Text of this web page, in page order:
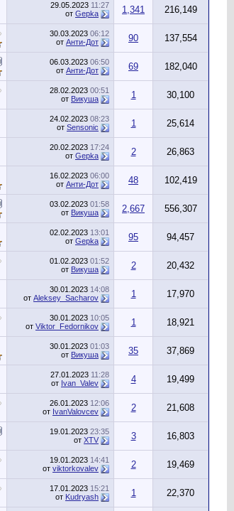
29.05.2023 11:27
от Gepka 1,341 216,149
30.03.2023 06:12
от Анти-Дот 90 137,554
06.03.2023 06:50
от Анти-Дот 69 182,040
28.02.2023 00:51
от Викуша 1 30,100
24.02.2023 08:23
от Sensonic 1 25,614
20.02.2023 17:24
от Gepka 2 26,863
16.02.2023 06:00
от Анти-Дот 48 102,419
03.02.2023 01:58
от Викуша 2,667 556,307
02.02.2023 13:01
от Gepka 95 94,457
01.02.2023 01:52
от Викуша 2 20,432
30.01.2023 14:08
от Aleksey_Sacharov 1 17,970
30.01.2023 10:05
от Viktor_Fedornikov 1 18,921
30.01.2023 01:03
от Викуша 35 37,869
27.01.2023 11:28
от Ivan_Valev 4 19,499
26.01.2023 12:06
от IvanValovcev 2 21,608
19.01.2023 23:35
от XTV 3 16,803
19.01.2023 14:41
от viktorkovalev 2 19,469
17.01.2023 15:21
от Kudryash 1 22,370